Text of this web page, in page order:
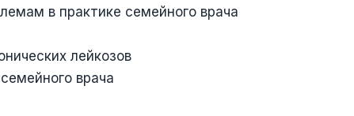
в практике семейного врача
лейкозов
врача